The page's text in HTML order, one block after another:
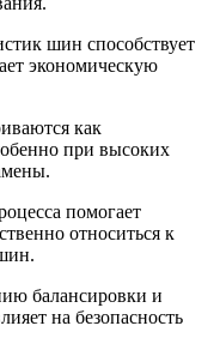
шин способствует
экономическую
как
при высоких
помогает
относиться к
балансировки и
на безопасность